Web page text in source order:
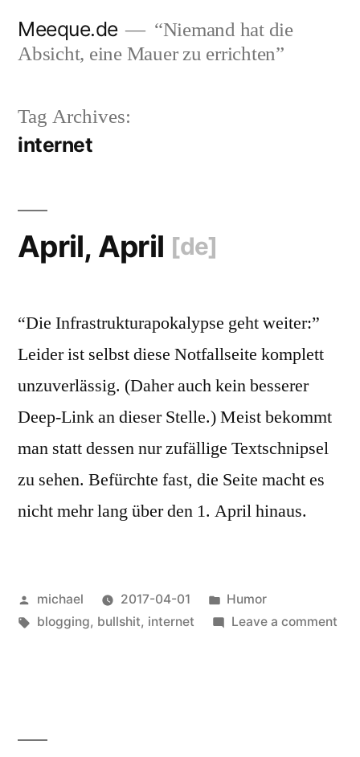
Meeque.de
“Niemand hat die
Absicht, eine Mauer zu errichten”
Tag Archives:
internet
April, April [de]
“Die Infrastrukturapokalypse geht weiter:”
Leider ist selbst diese Notfallseite komplett
unzuverlässig. (Daher auch kein besserer
Deep-Link an dieser Stelle.) Meist bekommt
man statt dessen nur zufällige Textschnipsel
zu sehen. Befürchte fast, die Seite macht es
nicht mehr lang über den 1. April hinaus.
Posted
by
michael 2017-04-01
Posted
in
Humor
Tags:
blogging, bullshit, internet Leave a commenton